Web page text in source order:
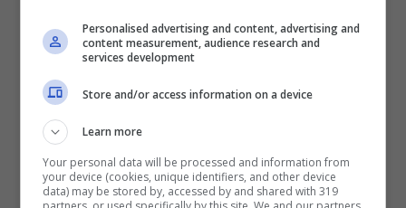
arte grazie ad una nuova produzione
densa di forti emozioni e atmosfere
coinvolgenti. Torna al
l’originale rappresentazione che prende
vita, attimo dopo attimo, attraverso
semplici granelli di sabbia…
Personalised advertising and content, advertising and
content measurement, audience research and
services development
Store and/or access information on a device
Learn more
Your personal data will be processed and information from
your device (cookies, unique identifiers, and other device
data) may be stored by, accessed by and shared with 319